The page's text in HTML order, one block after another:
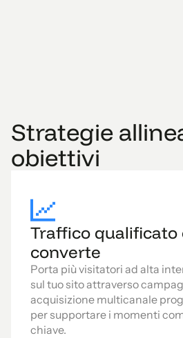
Strategie
obiettivi
Traffico qualificato
converte
Porta più visitatori ad alta
sul tuo sito attraverso
acquisizione multicanale
per supportare i momenti
chiave.